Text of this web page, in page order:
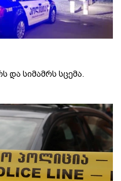
და სიმამრს სცემა.